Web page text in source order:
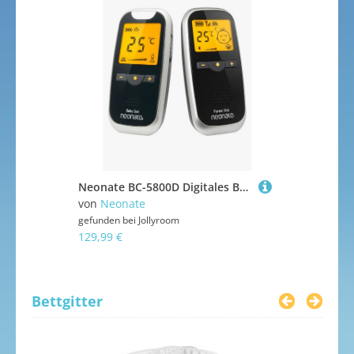
Neonate BC-5800D Digitales Babyphone
von Neonate
gefunden bei Jollyroom
129,99 €
Bettgitter